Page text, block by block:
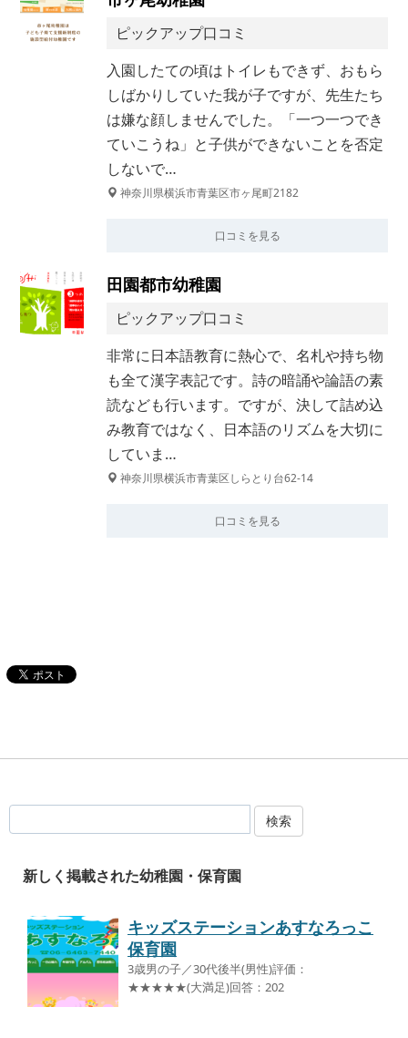
ピックアップ口コミ
入園したての頃はトイレもできず、おもら
しばかりしていた我が子ですが、先生たち
は嫌な顔しませんでした。「一つ一つでき
ていこうね」と子供ができないことを否定
しないで…
神奈川県横浜市青葉区市ヶ尾町2182
口コミを見る
田園都市幼稚園
ピックアップ口コミ
非常に日本語教育に熱心で、名札や持ち物
も全て漢字表記です。詩の暗誦や論語の素
読なども行います。ですが、決して詰め込
み教育ではなく、日本語のリズムを大切に
していま…
神奈川県横浜市青葉区しらとり台62-14
口コミを見る
検索
新しく掲載された幼稚園・保育園
キッズステーションあすなろっこ
保育園
3歳男の子／30代後半(男性)評価：
★★★★★(大満足)回答：202